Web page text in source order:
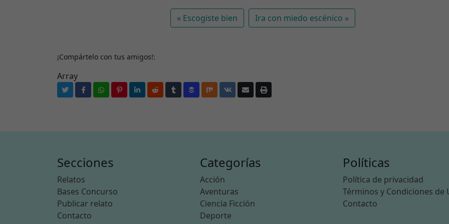
Escogiste bien Ira con miedo escénico
¡Compártelo con tus amigos!:
Array
Secciones
Relatos
Bases Concurso
Publicar relato
Contacto
Categorías
Acción
Aventuras
Ciencia Ficción
Deporte
Políticas
Política de privacidad
Términos y Condiciones de
Contacto